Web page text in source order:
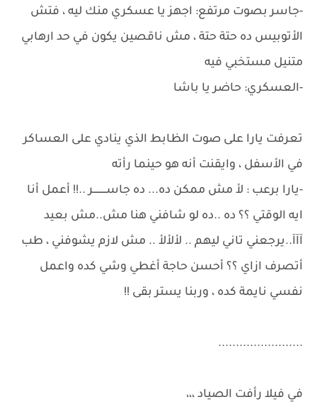
-جاسر بصوت مرتفع: اجهز يا عسكري منك ليه ، فتش
الأتوبيس ده حتة حتة ، مش ناقصين يكون في حد ارهابي
متنيل مستخبي فيه
-العسكري: حاضر يا باشا
تعرفت يارا على صوت الظابط الذي ينادي على العساكر
في الأسفل ، وايقنت أنه هو حينما رأته
-يارا برعب : لأ مش ممكن ده... ده جاســـــــــر ..!! أعمل أنا
ايه الوقتي ؟؟ ده ..ده لو شافني هنا مش..مش بعيد
آآآ..يرجعني تاني ليهم .. لألألأ .. مش لازم يشوفني ، طب
أتصرف ازاي ؟؟ أحسن حاجة أغطي وشي كده واعمل
نفسي نايمة كده ، وربنا يستر بقى !!
........................
في فيلا رأفت الصياد ،،،